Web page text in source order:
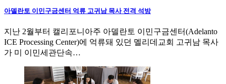
아델란토 이민구금센터 억류 고귀남 목사 전격 석방
지난 2월부터 캘리포니아주 아델란토 이민구금센터(Adelanto
ICE Processing Center)에 억류돼 있던 멜리데교회 고귀남 목사
가 미 이민세관단속…